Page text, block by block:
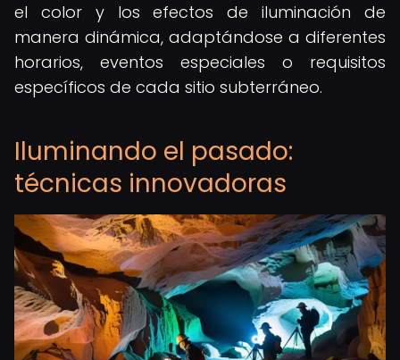
el color y los efectos de iluminación de
manera dinámica, adaptándose a diferentes
horarios, eventos especiales o requisitos
específicos de cada sitio subterráneo.
Iluminando el pasado:
técnicas innovadoras